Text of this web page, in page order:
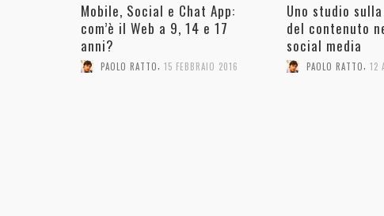
Mobile, Social e Chat App:
com’è il Web a 9, 14 e 17
anni?
PAOLO RATTO, 15 FEBBRAIO 2016
Uno studio
del contenuto
social media
PAOLO RATTO, 12